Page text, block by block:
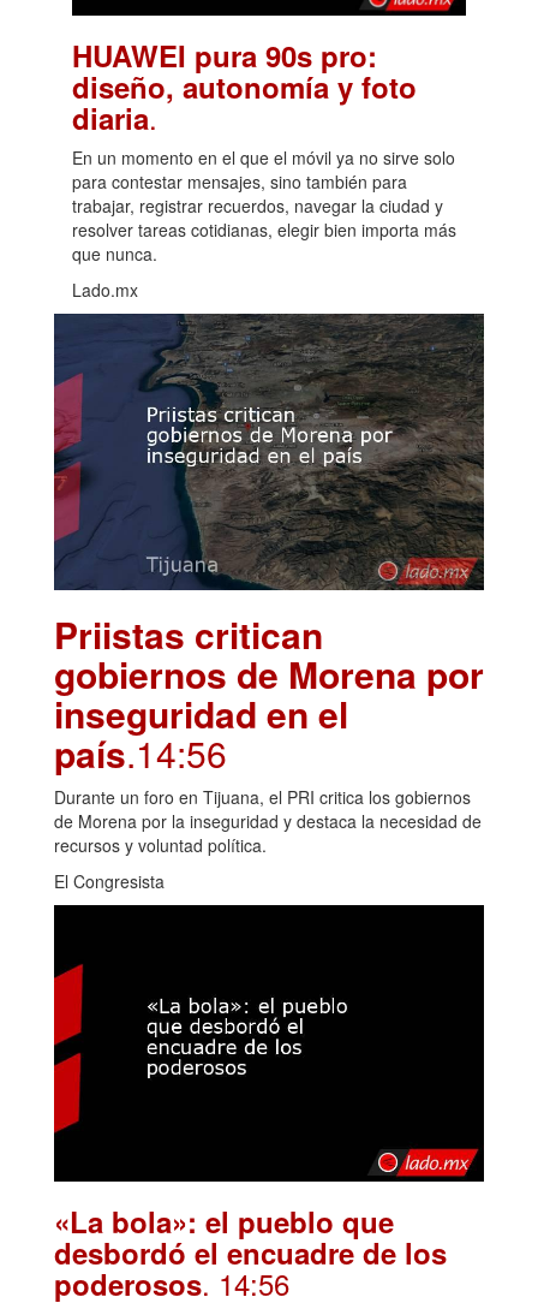
HUAWEI pura 90s pro:
diseño, autonomía y foto
diaria.
En un momento en el que el móvil ya no sirve solo
para contestar mensajes, sino también para
trabajar, registrar recuerdos, navegar la ciudad y
resolver tareas cotidianas, elegir bien importa más
que nunca.
Lado.mx
Priistas critican
gobiernos de Morena por
inseguridad en el
país.14:56
Durante un foro en Tijuana, el PRI critica los gobiernos
de Morena por la inseguridad y destaca la necesidad de
recursos y voluntad política.
El Congresista
«La bola»: el pueblo que
desbordó el encuadre de los
poderosos. 14:56